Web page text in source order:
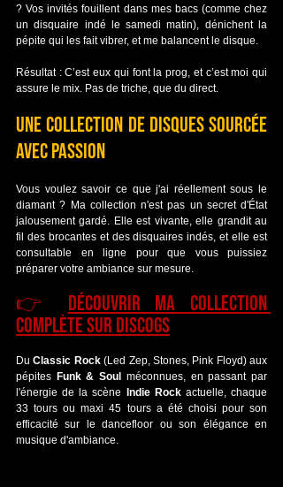
? Vos invités fouillent dans mes bacs (comme chez
un disquaire indé le samedi matin), dénichent la
pépite qui les fait vibrer, et me balancent le disque.
Résultat : C’est eux qui font la prog, et c’est moi qui
assure le mix. Pas de triche, que du direct.
Une collection de disques sourcée
avec passion
Vous voulez savoir ce que j'ai réellement sous le
diamant ? Ma collection n'est pas un secret d'État
jalousement gardé. Elle est vivante, elle grandit au
fil des brocantes et des disquaires indés, et elle est
consultable en ligne pour que vous puissiez
préparer votre ambiance sur mesure.
👉 Découvrir ma collection
complète sur Discogs
Du Classic Rock (Led Zep, Stones, Pink Floyd) aux
pépites Funk & Soul
méconnues, en passant par
l'énergie de la scène
Indie Rock actuelle, chaque
33 tours ou maxi 45 tours a été choisi pour son
efficacité sur le dancefloor ou son élégance en
musique d'ambiance.